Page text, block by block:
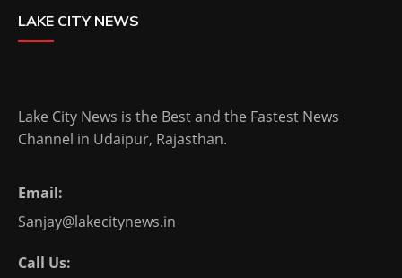
LAKE CITY NEWS
Lake City News is the Best and the Fastest News
Channel in Udaipur, Rajasthan.
Email:
Sanjay@lakecitynews.in
Call Us: